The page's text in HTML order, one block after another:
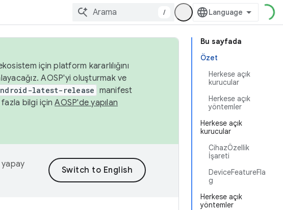
/
Bu sayfada
Özet
Herkese açık
kurucular
Herkese açık
yöntemler
Herkese açık
kurucular
CihazÖzellik
İşareti
DeviceFeatureFla
g
Herkese açık
yöntemler
için platform kararlılığını
AOSP'yi oluşturmak ve
latest-release manifest
fazla bilgi içinAOSP'de yapılan